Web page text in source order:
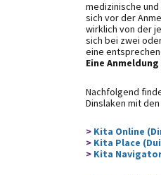
medizinische
sich vor der
wirklich von der
sich bei zwei
eine
Eine
Nachfolgend
Dinslaken mit
> Kita Online
> Kita Place
> Kita